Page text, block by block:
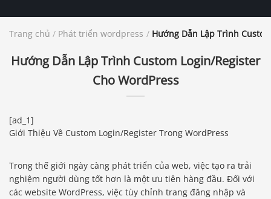
Trang chủ / Phát triển wordpress / Hướng Dẫn Lập Trình
Hướng Dẫn Lập Trình Custom Login/Register
Cho WordPress
[ad_1]
Giới Thiệu Về Custom Login/Register Trong WordPress
Trong thế giới ngày càng phát triển của web, việc tạo ra trải
nghiệm người dùng tốt hơn là một ưu tiên hàng đầu. Đối với
các website WordPress, việc tùy chỉnh trang đăng nhập và